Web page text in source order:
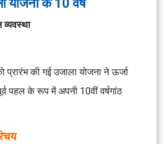
प्रारंभ की गई उजाला योजना ने ऊर्जा
पहल के रूप में अपनी 10वीं वर्षगांठ